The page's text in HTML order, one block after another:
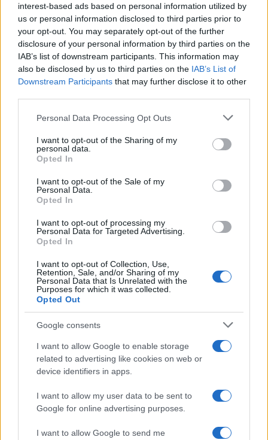
interest-based ads based on personal information utilized by
us or personal information disclosed to third parties prior to
your opt-out. You may separately opt-out of the further
disclosure of your personal information by third parties on the
IAB’s list of downstream participants. This information may
also be disclosed by us to third parties on the IAB’s List of
Downstream Participants that may further disclose it to other
Please note that this website/app uses one or more Google
not limited to your visit or usage behaviour. You may click to
grant or deny consent to Google and its third-party tags to
use your data for below specified purposes in below Google
consent section.
Personal Data Processing Opt Outs
I want to opt-out of the Sharing of my
personal data.
Opted In
I want to opt-out of the Sale of my
Personal Data.
Opted In
I want to opt-out of processing my
Personal Data for Targeted Advertising.
Opted In
I want to opt-out of Collection, Use,
Retention, Sale, and/or Sharing of my
Personal Data that Is Unrelated with the
Purposes for which it was collected.
Opted Out
Google consents
I want to allow Google to enable storage
related to advertising like cookies on web or
device identifiers in apps.
I want to allow my user data to be sent to
Google for online advertising purposes.
I want to allow Google to send me
Rioja finaliza con celebración
gastronómica
La Universidad de La Rioja despidió a 60…
CRÓNICA
Tragedia en Santa Susanna: un bombero
Un bombero de la Generalitat pierde la vida…